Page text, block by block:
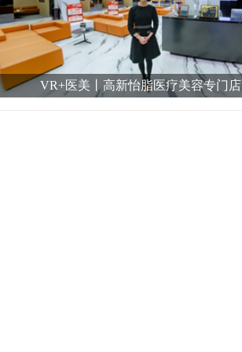
VR+医美丨高新怡脂医疗美容专门店